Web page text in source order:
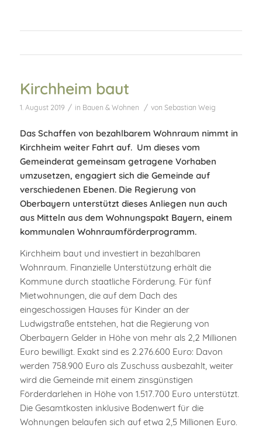
Kirchheim baut
1. August 2019 / in Bauen & Wohnen / von Sebastian Weig
Das Schaffen von bezahlbarem Wohnraum nimmt in
Kirchheim weiter Fahrt auf. Um dieses vom
Gemeinderat gemeinsam getragene Vorhaben
umzusetzen, engagiert sich die Gemeinde auf
verschiedenen Ebenen. Die Regierung von
Oberbayern unterstützt dieses Anliegen nun auch
aus Mitteln aus dem Wohnungspakt Bayern, einem
kommunalen Wohnraumförderprogramm.
Kirchheim baut und investiert in bezahlbaren
Wohnraum. Finanzielle Unterstützung erhält die
Kommune durch staatliche Förderung. Für fünf
Mietwohnungen, die auf dem Dach des
eingeschossigen Hauses für Kinder an der
Ludwigstraße entstehen, hat die Regierung von
Oberbayern Gelder in Höhe von mehr als 2,2 Millionen
Euro bewilligt. Exakt sind es 2.276.600 Euro: Davon
werden 758.900 Euro als Zuschuss ausbezahlt, weiter
wird die Gemeinde mit einem zinsgünstigen
Förderdarlehen in Höhe von 1.517.700 Euro unterstützt.
Die Gesamtkosten inklusive Bodenwert für die
Wohnungen belaufen sich auf etwa 2,5 Millionen Euro.